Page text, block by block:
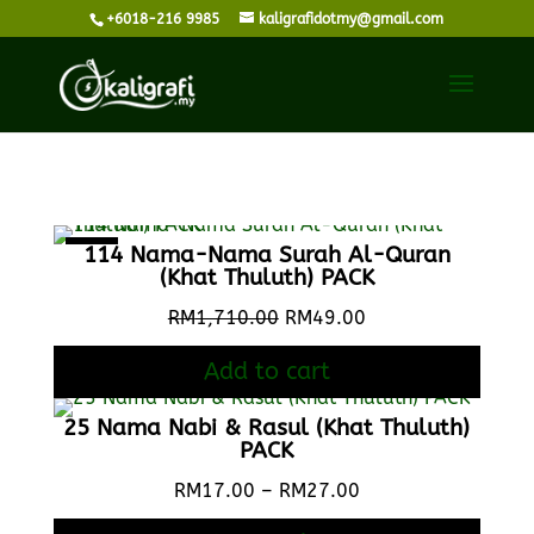
+6018-216 9985 kaligrafidotmy@gmail.com
Sale!
114 Nama-Nama Surah Al-Quran
(Khat Thuluth) PACK
RM1,710.00 Original
price
was:
RM1,710.00.
RM49.00Current
price
RM49.00.
Add to cart
25 Nama Nabi & Rasul (Khat Thuluth)
PACK
RM17.00 – RM27.00Price
range: